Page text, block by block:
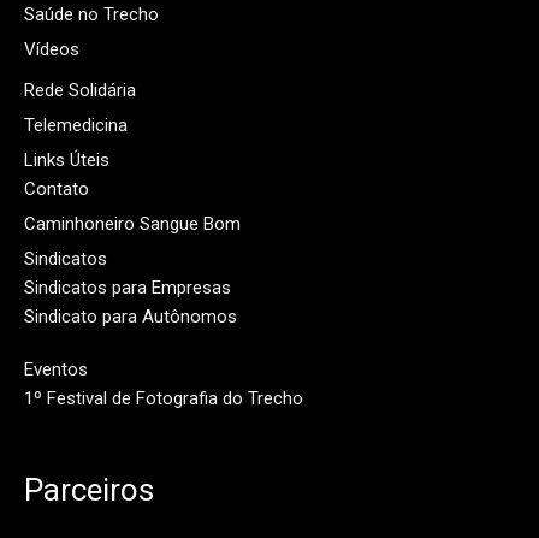
Saúde no Trecho
Vídeos
Rede Solidária
Telemedicina
Links Úteis
Contato
Caminhoneiro Sangue Bom
Sindicatos
Sindicatos para Empresas
Sindicato para Autônomos
Eventos
1º Festival de Fotografia do Trecho
Parceiros